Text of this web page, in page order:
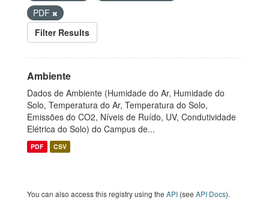
PDF
Filter Results
Ambiente
Dados de Ambiente (Humidade do Ar, Humidade do
Solo, Temperatura do Ar, Temperatura do Solo,
Emissões do CO2, Níveis de Ruído, UV, Condutividade
Elétrica do Solo) do Campus de...
PDF CSV
You can also access this registry using the API (see API Docs).